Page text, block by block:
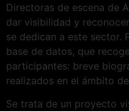
Directoras de escena de
dar visibilidad y
se dedican a este sector.
base de datos, que
participantes: breve
realizados en el ámbito
Se trata de un proyecto